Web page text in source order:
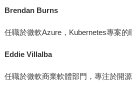
Brendan Burns
任職於微軟Azure，Kubernetes專案的
Eddie Villalba
任職於微軟商業軟體部門，專注於開源